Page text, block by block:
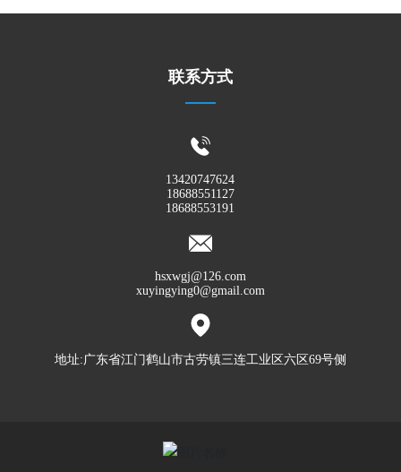
联系方式
13420747624
18688551127
18688553191
hsxwgj@126.com
xuyingying0@gmail.com
地址:广东省江门鹤山市古劳镇三连工业区六区69号侧